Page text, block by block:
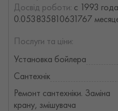
Досвід роботи: с 1993
0.053835810631767
Послуги та ціни:
Установка бойлера
Сантехнік
Ремонт сантехніки. Заміна
крану, змішувача